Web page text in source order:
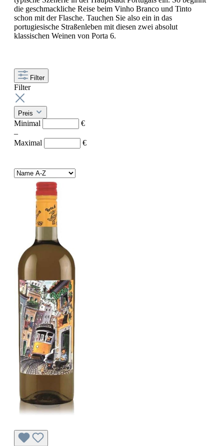
die geschmackliche Reise beim Vinho Branco und Tinto
schon mit der Flasche. Tauchen Sie also ein in das
portugiesische Straßenleben mit diesen zwei absolut
klassischen Weinen von Porta 6.
Filter
Filter
Preis
Minimal
€
–
Maximal
€